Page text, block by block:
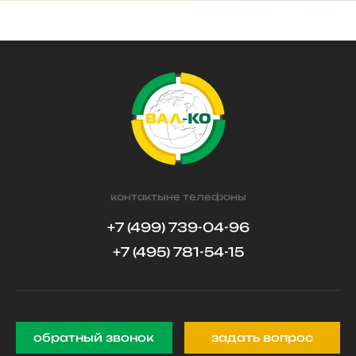
контактыне телефоны
+7 (499) 739-04-96
+7 (495) 781-54-15
обратный звонок задать вопрос